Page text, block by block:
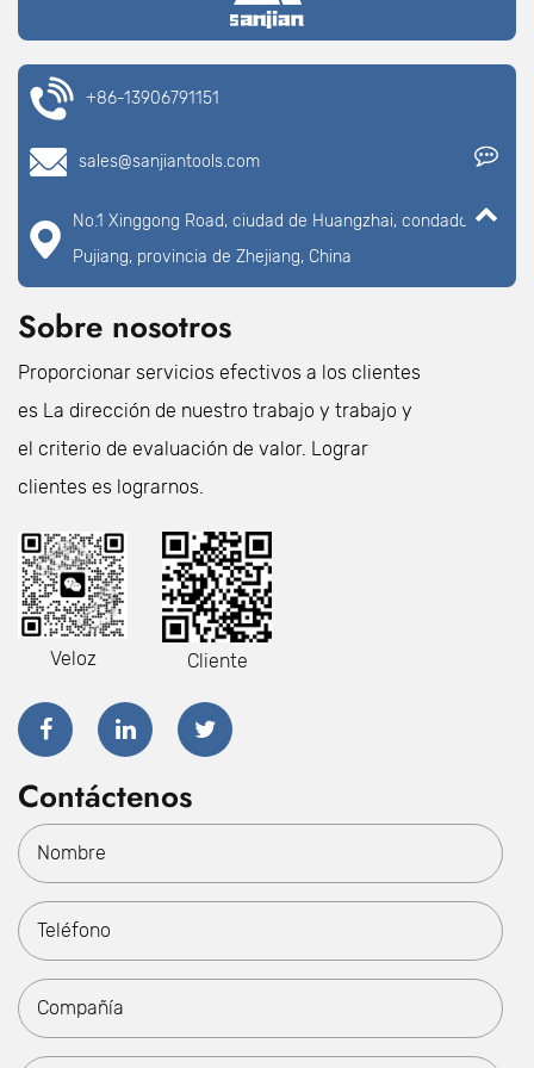
+86-13906791151
sales@sanjiantools.com
No.1 Xinggong Road, ciudad de Huangzhai, condado de
Pujiang, provincia de Zhejiang, China
Sobre nosotros
Proporcionar servicios efectivos a los clientes
es La dirección de nuestro trabajo y trabajo y
el criterio de evaluación de valor. Lograr
clientes es lograrnos.
Veloz Cliente
Contáctenos